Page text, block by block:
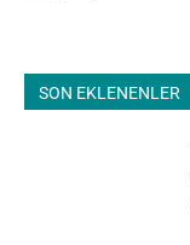
SON EKLENENLER